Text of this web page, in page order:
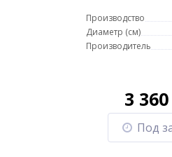
Производство
Диаметр (см)
Производитель
3 360
Под